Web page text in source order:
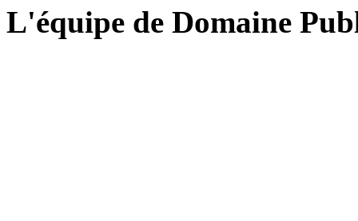
L'équipe de Domaine